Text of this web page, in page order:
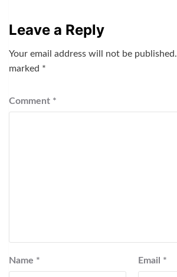
Leave a Reply
Your email address will not be published.
marked *
Comment *
Name * Email *